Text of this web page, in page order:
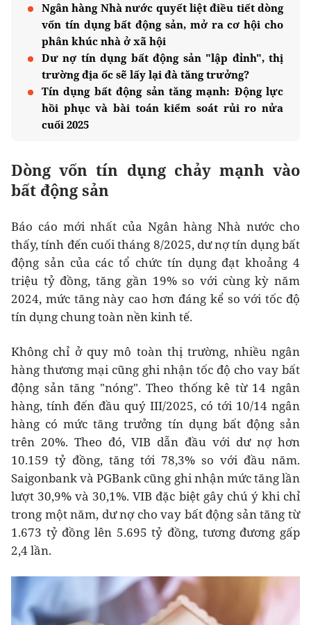
Ngân hàng Nhà nước quyết liệt điều tiết dòng
vốn tín dụng bất động sản, mở ra cơ hội cho
phân khúc nhà ở xã hội
Dư nợ tín dụng bất động sản "lập đỉnh", thị
trường địa ốc sẽ lấy lại đà tăng trưởng?
Tín dụng bất động sản tăng mạnh: Động lực
hồi phục và bài toán kiểm soát rủi ro nửa
cuối 2025
Dòng vốn tín dụng chảy mạnh vào
bất động sản
Báo cáo mới nhất của Ngân hàng Nhà nước cho
thấy, tính đến cuối tháng 8/2025, dư nợ tín dụng bất
động sản của các tổ chức tín dụng đạt khoảng 4
triệu tỷ đồng, tăng gần 19% so với cùng kỳ năm
2024, mức tăng này cao hơn đáng kể so với tốc độ
tín dụng chung toàn nền kinh tế.
Không chỉ ở quy mô toàn thị trường, nhiều ngân
hàng thương mại cũng ghi nhận tốc độ cho vay bất
động sản tăng "nóng". Theo thống kê từ 14 ngân
hàng, tính đến đầu quý III/2025, có tới 10/14 ngân
hàng có mức tăng trưởng tín dụng bất động sản
trên 20%. Theo đó, VIB dẫn đầu với dư nợ hơn
10.159 tỷ đồng, tăng tới 78,3% so với đầu năm.
Saigonbank và PGBank cũng ghi nhận mức tăng lần
lượt 30,9% và 30,1%. VIB đặc biệt gây chú ý khi chỉ
trong một năm, dư nợ cho vay bất động sản tăng từ
1.673 tỷ đồng lên 5.695 tỷ đồng, tương đương gấp
2,4 lần.